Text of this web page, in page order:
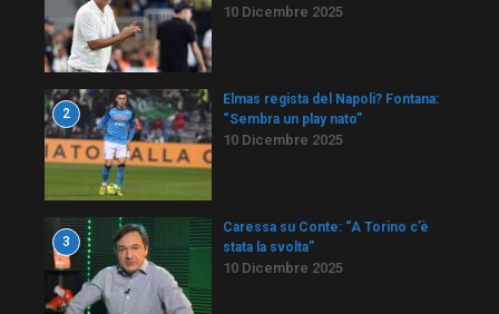
10 Dicembre 2025
2
Elmas regista del Napoli? Fontana:
“Sembra un play nato”
10 Dicembre 2025
3
Caressa su Conte: “A Torino c’è
stata la svolta”
10 Dicembre 2025